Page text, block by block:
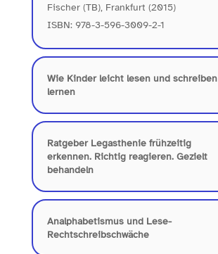
Fischer (TB), Frankfurt (2015)
ISBN: 978-3-596-3009-2-1
Wie Kinder leicht lesen und schreiben
lernen
Ratgeber Legasthenie frühzeitig
erkennen. Richtig reagieren. Gezielt
behandeln
Analphabetismus und Lese-
Rechtschreibschwäche